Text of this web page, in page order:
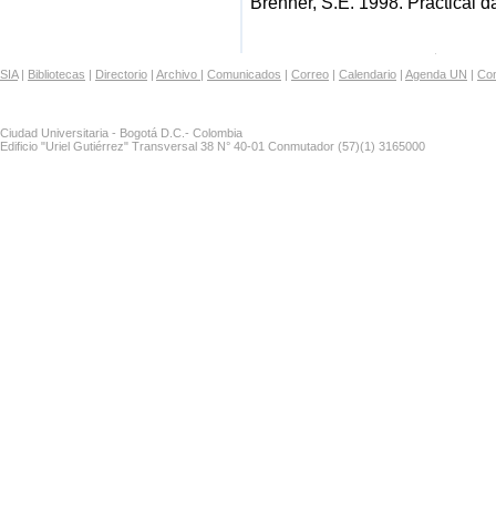
SIA| Bibliotecas | Directorio | Archivo | Comunicados | Correo | Calendario | Agenda UN |
Ciudad Universitaria - Bogotá D.C.- Colombia
Edificio "Uriel Gutiérrez" Transversal 38 N° 40-01 Conmutador (57)(1) 3165000